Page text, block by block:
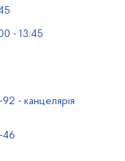
- 13:45
- канцелярія
46